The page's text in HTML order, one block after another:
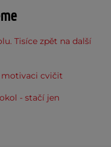
Tisíce zpět na další
motivaci cvičit
- stačí jen